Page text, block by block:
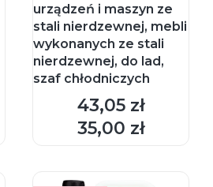
urządzeń i maszyn ze
stali nierdzewnej, mebli
wykonanych ze stali
nierdzewnej, do lad,
szaf chłodniczych
Cena
43,05 zł
Cena
35,00 zł